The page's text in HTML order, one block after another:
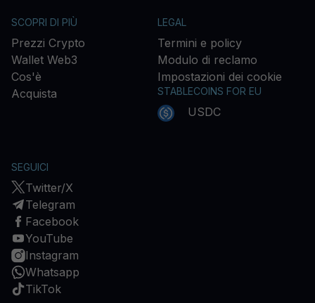
SCOPRI DI PIÙ
Prezzi Crypto
Wallet Web3
Cos'è
Acquista
LEGAL
Termini e policy
Modulo di reclamo
Impostazioni dei cookie
STABLECOINS FOR EU
USDC
SEGUICI
Twitter/X
Telegram
Facebook
YouTube
Instagram
Whatsapp
TikTok